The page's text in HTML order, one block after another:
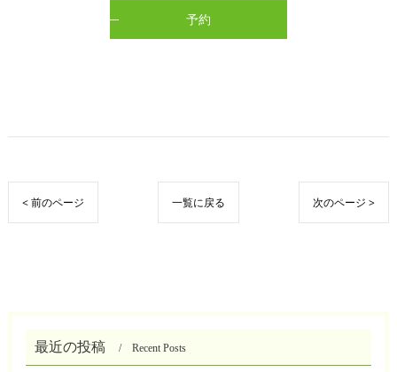
予約
< 前のページ 一覧に戻る 次のページ >
最近の投稿 Recent Posts